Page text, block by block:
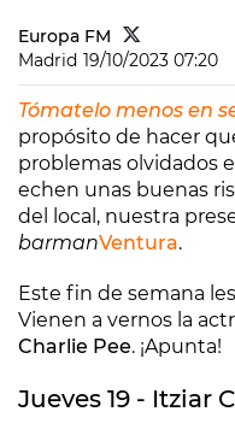
Europa FM
Madrid 19/10/2023 07:20
Tómatelo menos en
propósito de hacer
problemas olvidados
echen unas buenas
del local, nuestra
barmanVentura.
Este fin de semana
Vienen a vernos la
Charlie Pee. ¡Apunta!
Jueves 19 - Itziar